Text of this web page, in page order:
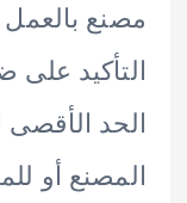
بالعمل بكامل
على ضرورة
الأقصى لسعر
أو للمستهلك